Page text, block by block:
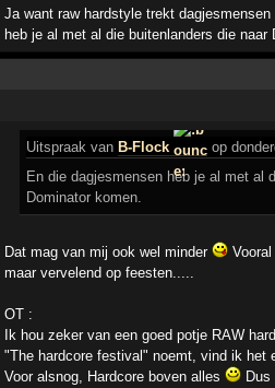
Ja want raw hardstyle trekt dagjesmensen
heb je al met al die buitenlanders die naar
Uitspraak van B-Flock
op
En die dagjesmensen heb je al met al
Dominator komen.
Dat mag van mij ook wel minder
Vooral
maar vervelend op feesten.....
OT :
Ik hou zeker van een goed potje RAW
"The hardcore festival" noemt, vind ik het
Voor alsnog, Hardcore boven alles
Dus